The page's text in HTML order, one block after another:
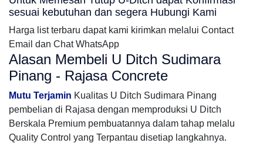
sesuai kebutuhan dan segera Hubungi Kami
Harga list terbaru dapat kami kirimkan melalui Contact
Email dan Chat WhatsApp
Alasan Membeli U Ditch Sudimara
Pinang - Rajasa Concrete
Mutu Terjamin Kualitas U Ditch Sudimara Pinang
pembelian di Rajasa dengan memproduksi U Ditch
Berskala Premium pembuatannya dalam tahap melalu
Quality Control yang Terpantau disetiap langkahnya.